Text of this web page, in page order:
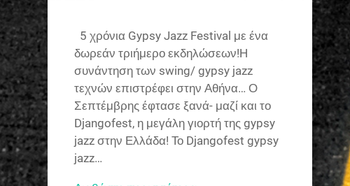
5 χρόνια Gypsy Jazz Festival με ένα
δωρεάν τριήμερο εκδηλώσεων!Η
συνάντηση των swing/ gypsy jazz
τεχνών επιστρέφει στην Αθήνα… Ο
Σεπτέμβρης έφτασε ξανά- μαζί και το
Djangofest, η μεγάλη γιορτή της gypsy
jazz στην Ελλάδα! Το Djangofest gypsy
jazz…